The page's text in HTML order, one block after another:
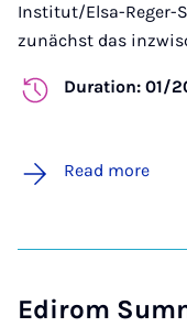
Institut/Elsa-Reger-
zunächst das
Duration: 01/
Read more
Edirom